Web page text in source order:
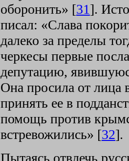
оборонить» [31].
писал: «Слава
далеко за пределы
черкесы первые
депутацию,
Она просила от лица
принять ее в
помощь против
встревожились» [32].
Пытаясь отвлечь